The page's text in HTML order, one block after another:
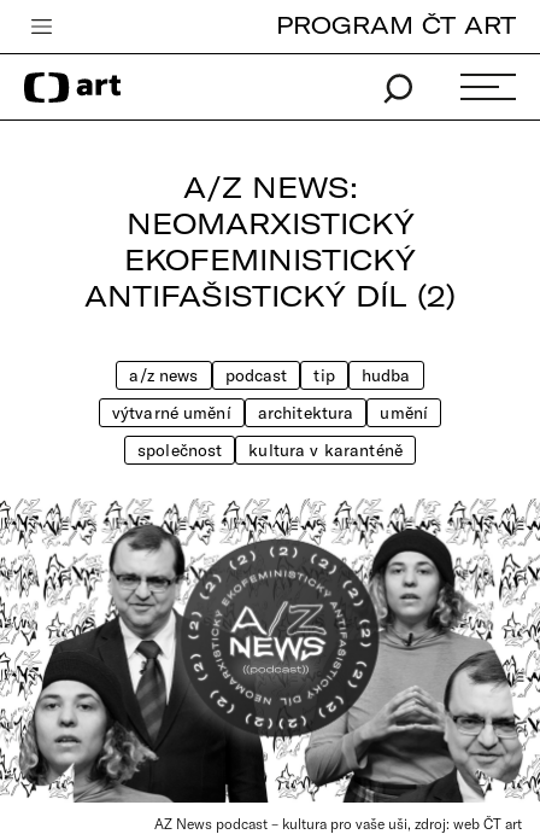
Česká televize
Zpravodajství
Pro děti
PROGRAM ČT ART
A/Z NEWS:
NEOMARXISTICKÝ
EKOFEMINISTICKÝ
ANTIFAŠISTICKÝ DÍL (2)
a/z news podcast tip
hudba
výtvarné umění
architektura
umění
společnost
kultura v karanténě
AZ News podcast – kultura pro vaše uši, zdroj: web ČT art